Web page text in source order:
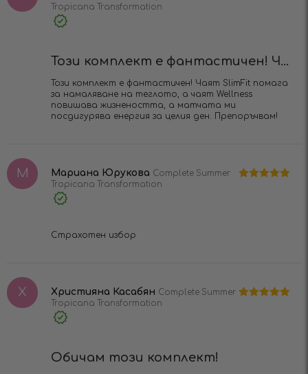
Tropicana Transformation
Този комплект е фантастичен! Ч...
Този комплект е фантастичен! Чаят SlimFit помага
за намаляване на теглото, а чаят Wellness
повишава жизнеността, а матчата ми
посдигурява енергия за целия ден. Препоръчвам!
М Мариана Юрукова Complete Summer
Tropicana Transformation
Страхотен избор
Х Християна Касабян Complete Summer
Tropicana Transformation
Обичам този комплект!